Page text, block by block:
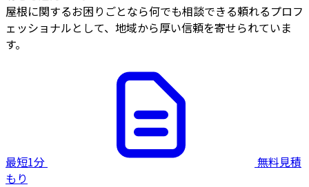
屋根に関するお困りごとなら何でも相談できる頼れるプロフ
ェッショナルとして、地域から厚い信頼を寄せられていま
す。
最短1分
無料見積
もり